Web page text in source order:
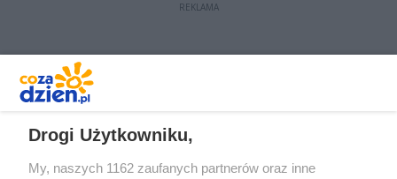
REKLAMA
Drogi Użytkowniku,
My, naszych 1162 zaufanych partnerów oraz inne